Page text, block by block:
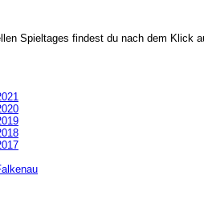
Spieltages findest du nach dem Klick